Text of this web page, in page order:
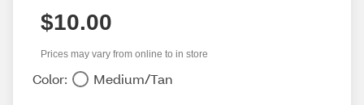
$10.00
Prices may vary from online to in store
Color: Medium/Tan